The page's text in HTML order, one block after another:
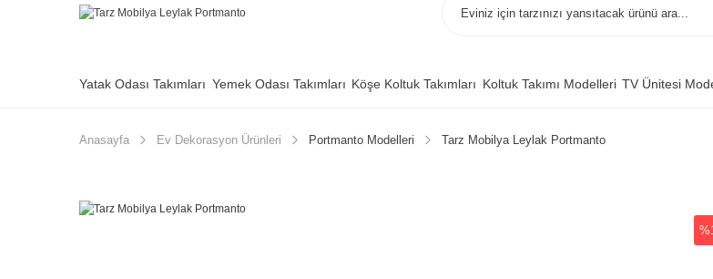
Yatak Odası Takımları Yemek Odası Takımları Köşe Koltuk Takımları Koltuk Takımı Modelleri TV Ünitesi
Anasayfa Ev Dekorasyon Ürünleri Portmanto Modelleri Tarz Mobilya Leylak Portmanto